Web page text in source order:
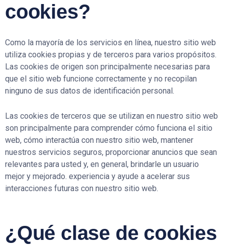
cookies?
Como la mayoría de los servicios en línea, nuestro sitio web
utiliza cookies propias y de terceros para varios propósitos.
Las cookies de origen son principalmente necesarias para
que el sitio web funcione correctamente y no recopilan
ninguno de sus datos de identificación personal.
Las cookies de terceros que se utilizan en nuestro sitio web
son principalmente para comprender cómo funciona el sitio
web, cómo interactúa con nuestro sitio web, mantener
nuestros servicios seguros, proporcionar anuncios que sean
relevantes para usted y, en general, brindarle un usuario
mejor y mejorado. experiencia y ayude a acelerar sus
interacciones futuras con nuestro sitio web.
¿Qué clase de cookies